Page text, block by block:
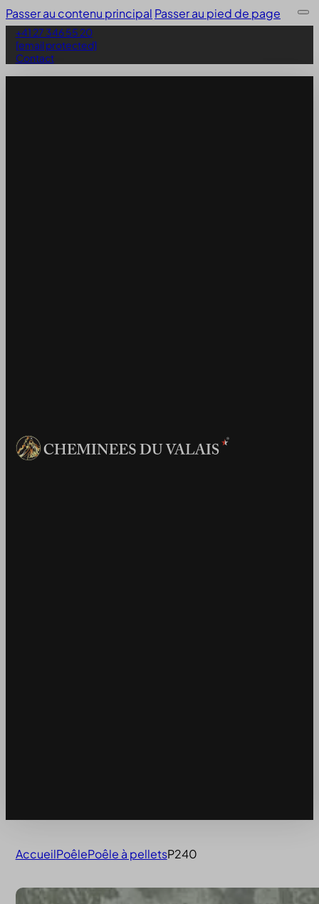
Passer au contenu principal Passer au pied de page
+41 27 346 55 20
[email protected]
Contact
AccueilPoêlePoêle à pelletsP240